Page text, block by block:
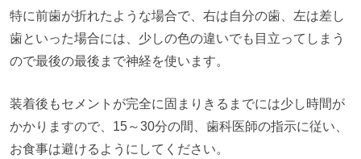
特に前歯が折れたような場合で、右は自分の歯、左は差し
歯といった場合には、少しの色の違いでも目立ってしまう
ので最後の最後まで神経を使います。
装着後もセメントが完全に固まりきるまでには少し時間が
かかりますので、 15～30分の間、歯科医師の指示に従い、
お食事は避けるようにしてください。